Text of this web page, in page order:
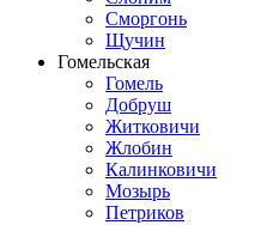
Сморгонь
Щучин
Гомельская
Гомель
Добруш
Житковичи
Жлобин
Калинковичи
Мозырь
Петриков